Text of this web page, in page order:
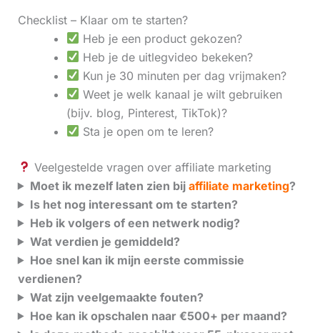
Checklist – Klaar om te starten?
Heb je een product gekozen?
Heb je de uitlegvideo bekeken?
Kun je 30 minuten per dag vrijmaken?
Weet je welk kanaal je wilt gebruiken
(bijv. blog, Pinterest, TikTok)?
Sta je open om te leren?
Veelgestelde vragen over affiliate marketing
Moet ik mezelf laten zien bij affiliate marketing?
Is het nog interessant om te starten?
Heb ik volgers of een netwerk nodig?
Wat verdien je gemiddeld?
Hoe snel kan ik mijn eerste commissie
verdienen?
Wat zijn veelgemaakte fouten?
Hoe kan ik opschalen naar €500+ per maand?